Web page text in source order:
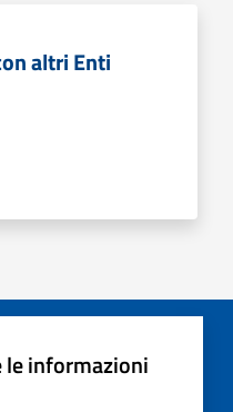
altri Enti
le informazioni